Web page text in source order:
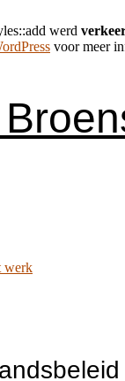
werd
voor meer
werk